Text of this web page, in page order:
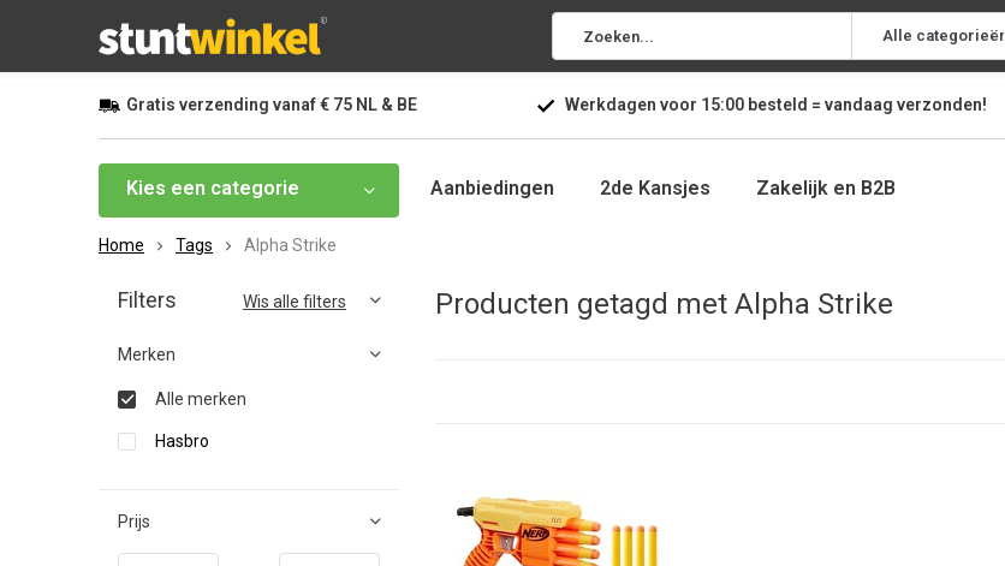
Alle categorieën
Gratis verzending vanaf€ 75 NL & BE Werkdagen voor 15:00besteld = vandaag verzonden!
Kies een categorie Aanbiedingen 2de Kansjes Zakelijk en B2B
Home Tags Alpha Strike
Producten getagd met Alpha Strike
Filters Wis alle filters
Merken
Alle merken
Hasbro
Prijs